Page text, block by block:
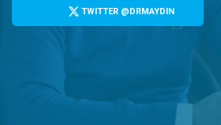
TWITTER @DRMAYDIN